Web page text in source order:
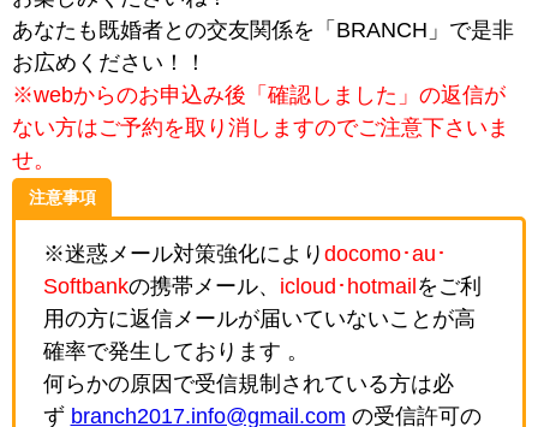
あなたも既婚者との交友関係を「BRANCH」で是非
お広めください！！
※webからのお申込み後「確認しました」の返信が
ない方はご予約を取り消しますのでご注意下さいま
せ。
注意事項
※迷惑メール対策強化により docomo･au･
Softbankの携帯メール、 icloud･hotmail をご利
用の方に返信メールが届いていないことが高
確率で発生しております 。
何らかの原因で受信規制されている方は必
ず branch2017.info@gmail.com の受信許可の